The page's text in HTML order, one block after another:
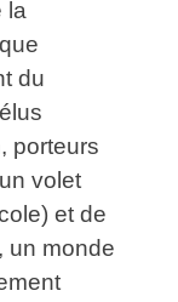
la
du
porteurs
volet
et de
un monde